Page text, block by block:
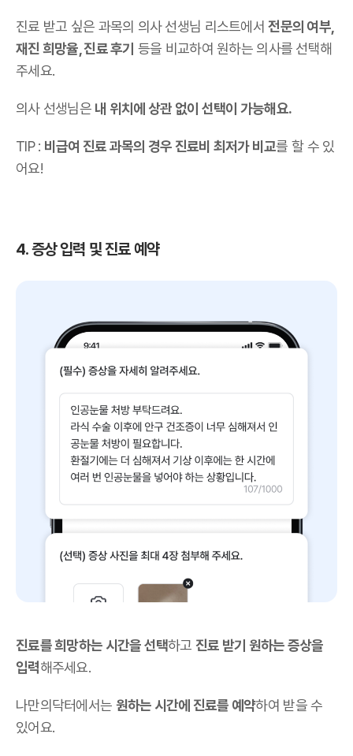
진료 받고 싶은 과목의 의사 선생님 리스트에서전문의 여부,
재진 희망율, 진료 후기 등을 비교하여 원하는 의사를 선택해
주세요.
의사 선생님은 내 위치에 상관 없이 선택이 가능해요.
TIP : 비급여 진료 과목의 경우 진료비 최저가 비교를 할 수 있
어요!
4. 증상 입력 및 진료 예약
진료를 희망하는 시간을 선택하고 진료 받기 원하는 증상을
입력해주세요.
나만의닥터에서는 원하는 시간에 진료를 예약하여 받을 수
있어요.